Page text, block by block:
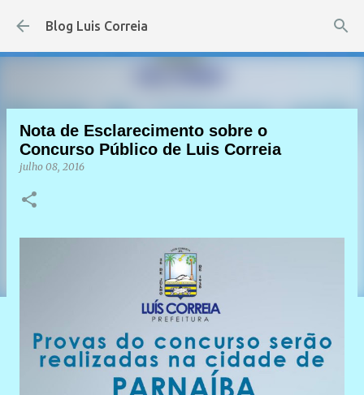
Pular para o conteúdo principal
Blog Luis Correia
Nota de Esclarecimento sobre o
Concurso Público de Luis Correia
julho 08, 2016